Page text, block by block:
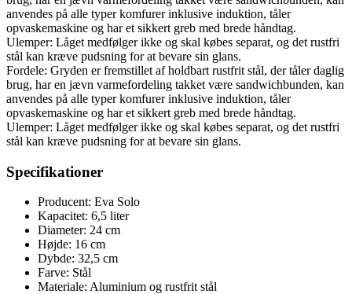
anvendes på alle typer komfurer inklusive induktion, tåler
opvaskemaskine og har et sikkert greb med brede håndtag.
Ulemper: Låget medfølger ikke og skal købes separat, og det rustfri
stål kan kræve pudsning for at bevare sin glans.
Fordele: Gryden er fremstillet af holdbart rustfrit stål, der tåler daglig
brug, har en jævn varmefordeling takket være sandwichbunden, kan
anvendes på alle typer komfurer inklusive induktion, tåler
opvaskemaskine og har et sikkert greb med brede håndtag.
Ulemper: Låget medfølger ikke og skal købes separat, og det rustfri
stål kan kræve pudsning for at bevare sin glans.
Specifikationer
Producent: Eva Solo
Kapacitet: 6,5 liter
Diameter: 24 cm
Højde: 16 cm
Dybde: 32,5 cm
Farve: Stål
Materiale: Aluminium og rustfrit stål